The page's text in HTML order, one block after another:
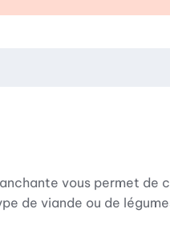
vous permet de
de viande ou de